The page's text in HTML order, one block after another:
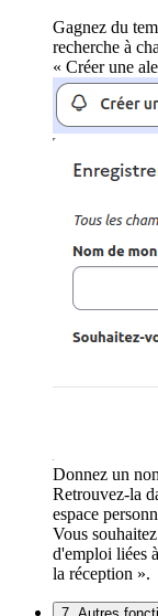
Gagnez du
recherche à
« Créer une
Donnez un
Retrouvez-la
espace
Vous
d'emploi liées
la réception ».